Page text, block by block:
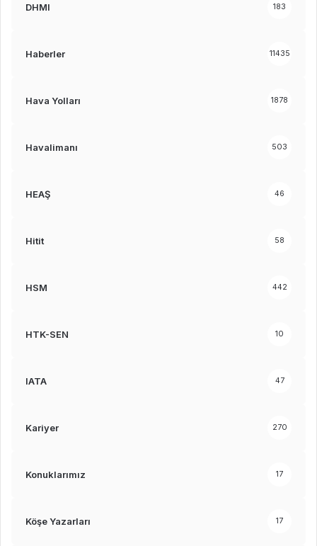
DHMI 183
Haberler 11435
Hava Yolları 1878
Havalimanı 503
HEAŞ 46
Hitit 58
HSM 442
HTK-SEN 10
IATA 47
Kariyer 270
Konuklarımız 17
Köşe Yazarları 17